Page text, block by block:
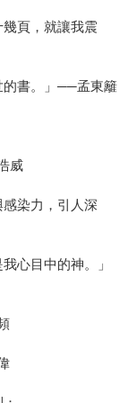
頁，就讓我震
書。」──孟東籬
威
感染力，引人深
心目中的神。」